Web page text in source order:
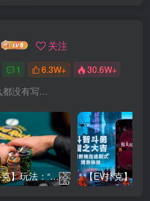
关注
1 6.3W+ 30.6W+
没有写...
【EV扑克】玩法：“松弱鱼/松凶鱼打法”的基本攻略